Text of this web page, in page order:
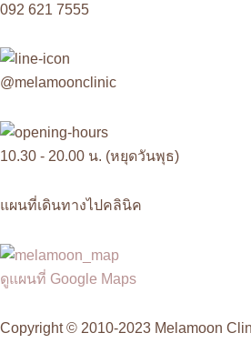
092 621 7555
@melamoonclinic
10.30 - 20.00 น. (หยุดวันพุธ)
แผนที่เดินทางไปคลินิค
ดูแผนที่ Google Maps
Copyright © 2010-2023 Melamoon